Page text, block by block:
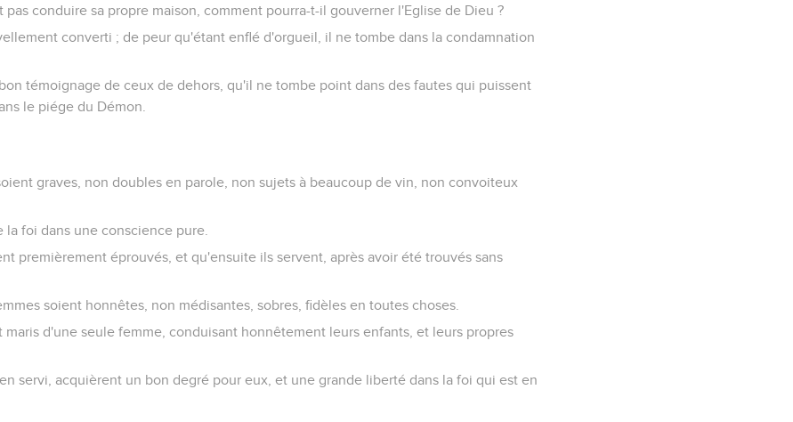
pas conduire sa propre maison, comment pourra-t-il gouverner l'Eglise de Dieu ?
converti ; de peur qu'étant enflé d'orgueil, il ne tombe dans la condamnation
témoignage de ceux de dehors, qu'il ne tombe point dans des fautes qui puissent
le piége du Démon.
graves, non doubles en parole, non sujets à beaucoup de vin, non convoiteux
la foi dans une conscience pure.
premièrement éprouvés, et qu'ensuite ils servent, après avoir été trouvés sans
soient honnêtes, non médisantes, sobres, fidèles en toutes choses.
maris d'une seule femme, conduisant honnêtement leurs enfants, et leurs propres
servi, acquièrent un bon degré pour eux, et une grande liberté dans la foi qui est en